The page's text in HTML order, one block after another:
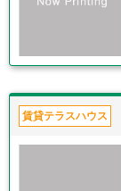
賃貸テラスハウス